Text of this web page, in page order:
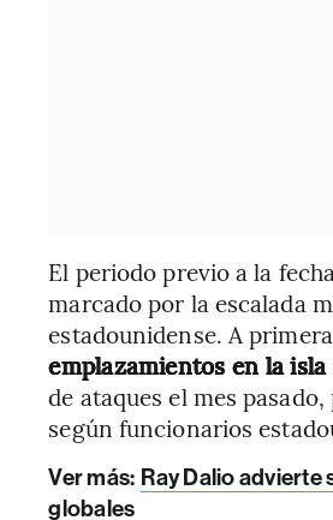
El periodo previo a la
marcado por la escalada
estadounidense. A
emplazamientos en la
de ataques el mes
según funcionarios
Ver más: Ray Dalio advierte
globales